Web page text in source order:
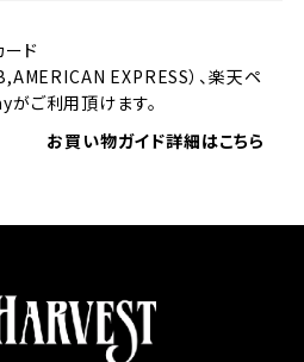
ード
EXPRESS）、楽天ペ
ご利用頂けます。
お買い物ガイド詳細はこちら